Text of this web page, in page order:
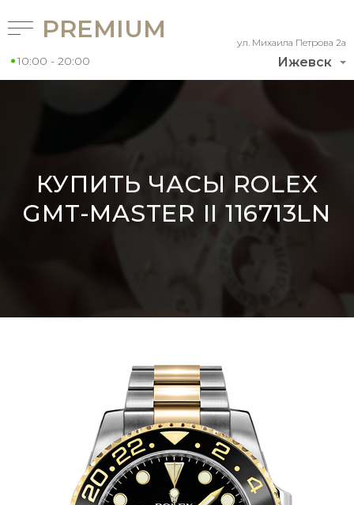
Ижевск
ул. Михаила Петрова 2а
PREMIUM
10:00 - 20:00
КУПИТЬ ЧАСЫ ROLEX
GMT-MASTER II 116713LN